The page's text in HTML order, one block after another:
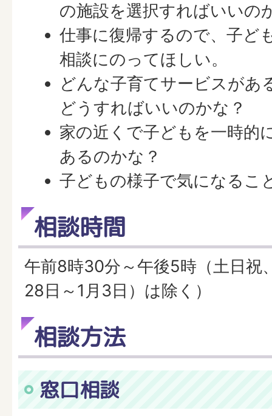
の施設を選択すればいいの
仕事に復帰するので、子ど
相談にのってほしい。
どんな子育てサービスがあ
どうすればいいのかな？
家の近くで子どもを一時的
あるのかな？
子どもの様子で気になるこ
相談時間
午前8時30分～午後5時（土日祝
28日～1月3日）は除く）
相談方法
窓口相談